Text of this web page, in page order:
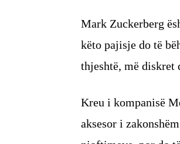
Mark Zuckerberg
këto pajisje do të
thjeshtë, më diskret
Kreu i kompanisë
aksesor i